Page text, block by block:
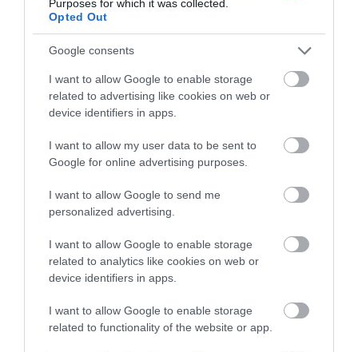
Purposes for which it was collected.
Opted Out
Google consents
I want to allow Google to enable storage
related to advertising like cookies on web or
device identifiers in apps.
I want to allow my user data to be sent to
Google for online advertising purposes.
I want to allow Google to send me
personalized advertising.
I want to allow Google to enable storage
related to analytics like cookies on web or
device identifiers in apps.
I want to allow Google to enable storage
related to functionality of the website or app.
Értékelések
4.0
Összesen 1
5 0
3 0